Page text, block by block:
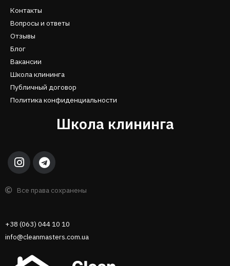
Контакты
Вопросы и ответы
Отзывы
Блог
Вакансии
Школа клининга
Публичный договор
Политика конфиденциальности
Школа клининга
+38 (063) 044 10 10
info@cleanmasters.com.ua
Все права сохранены